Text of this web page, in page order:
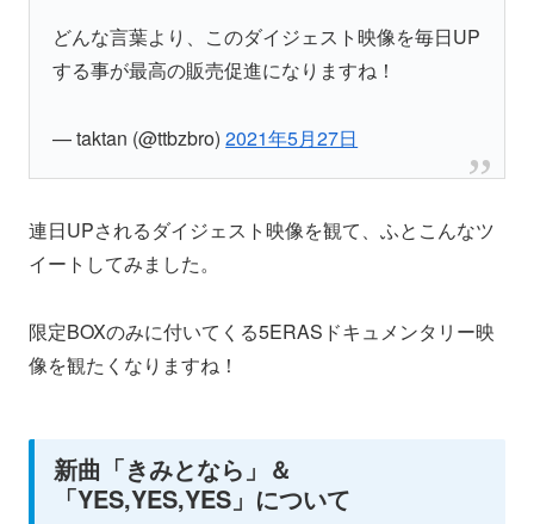
どんな言葉より、このダイジェスト映像を毎日UP
する事が最高の販売促進になりますね！
— taktan (@ttbzbro)2021年5月27日
連日UPされるダイジェスト映像を観て、ふとこんなツ
イートしてみました。
限定BOXのみに付いてくる5ERASドキュメンタリー映
像を観たくなりますね！
新曲「きみとなら」＆
「YES,YES,YES」について